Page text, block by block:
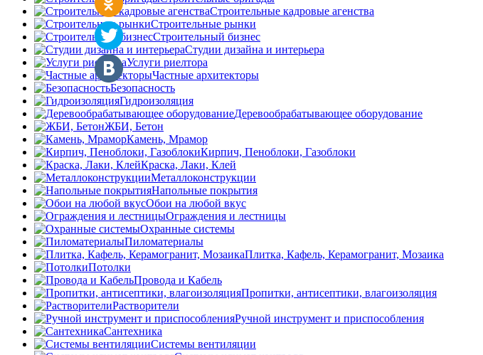
Строительные кадровые агенства
Строительные рынки
Строительный бизнес
Студии дизайна и интерьера
Услуги риелтора
Частные архитекторы
Безопасность
Гидроизоляция
Деревообрабатывающее оборудование
ЖБИ, Бетон
Камень, Мрамор
Кирпич, Пеноблоки, Газоблоки
Краска, Лаки, Клей
Металлоконструкции
Напольные покрытия
Обои на любой вкус
Ограждения и лестницы
Охранные системы
Пиломатериалы
Плитка, Кафель, Керамогранит, Мозаика
Потолки
Провода и Кабель
Пропитки, антисептики, влагоизоляция
Растворители
Ручной инструмент и приспособления
Сантехника
Системы вентиляции